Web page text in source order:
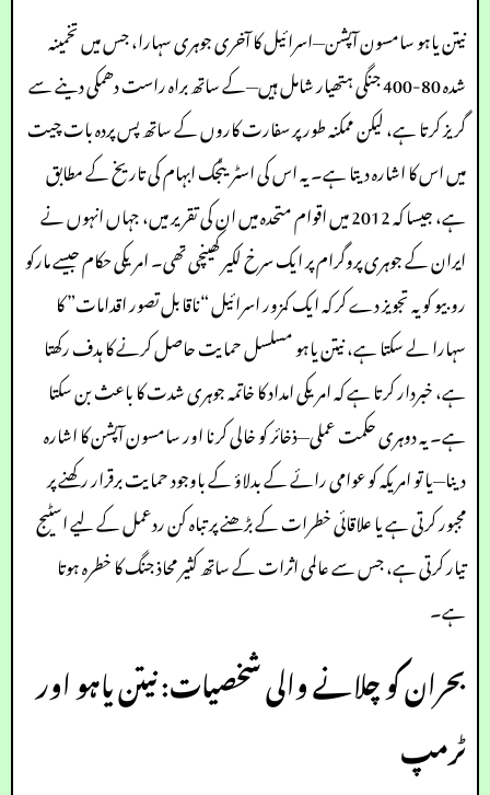
نیتن یاہو سامسون آپشن—اسرائیل کا آخری جوہری سہارا، جس میں تخمینہ
شدہ 80-400 جنگی ہتھیار شامل ہیں—کے ساتھ براہ راست دھمکی دینے سے
گریز کرتا ہے، لیکن ممکنہ طور پر سفارت کاروں کے ساتھ پس پردہ بات چیت
میں اس کا اشارہ دیتا ہے۔ یہ اس کی اسٹریٹجک ابہام کی تاریخ کے مطابق
ہے، جیسا کہ 2012 میں اقوام متحدہ میں ان کی تقریر میں، جہاں انہوں نے
ایران کے جوہری پروگرام پر ایک سرخ لکیر کھینچی تھی۔ امریکی حکام جیسے مارکو
روبیو کو یہ تجویز دے کر کہ ایک کمزور اسرائیل “ناقابل تصور اقدامات” کا
سہارا لے سکتا ہے، نیتن یاہو مسلسل حمایت حاصل کرنے کا ہدف رکھتا
ہے، خبردار کرتا ہے کہ امریکی امداد کا خاتمہ جوہری شدت کا باعث بن سکتا
ہے۔ یہ دوہری حکمت عملی—ذخائر کو خالی کرنا اور سامسون آپشن کا اشارہ
دینا—یا تو امریکہ کو عوامی رائے کے بدلاؤ کے باوجود حمایت برقرار رکھنے پر
مجبور کرتی ہے یا علاقائی خطرات کے بڑھنے پر تباہ کن ردعمل کے لیے اسٹیج
تیار کرتی ہے، جس سے عالمی اثرات کے ساتھ کثیر محاذ جنگ کا خطرہ ہوتا
ہے۔
بحران کو چلانے والی شخصیات: نیتن یاہو اور
ٹرمپ